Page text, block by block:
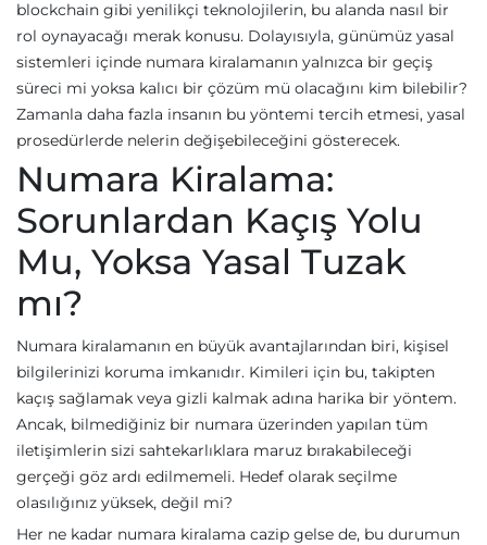
blockchain gibi yenilikçi teknolojilerin, bu alanda nasıl bir
rol oynayacağı merak konusu. Dolayısıyla, günümüz yasal
sistemleri içinde numara kiralamanın yalnızca bir geçiş
süreci mi yoksa kalıcı bir çözüm mü olacağını kim bilebilir?
Zamanla daha fazla insanın bu yöntemi tercih etmesi, yasal
prosedürlerde nelerin değişebileceğini gösterecek.
Numara Kiralama:
Sorunlardan Kaçış Yolu
Mu, Yoksa Yasal Tuzak
mı?
Numara kiralamanın en büyük avantajlarından biri, kişisel
bilgilerinizi koruma imkanıdır. Kimileri için bu, takipten
kaçış sağlamak veya gizli kalmak adına harika bir yöntem.
Ancak, bilmediğiniz bir numara üzerinden yapılan tüm
iletişimlerin sizi sahtekarlıklara maruz bırakabileceği
gerçeği göz ardı edilmemeli. Hedef olarak seçilme
olasılığınız yüksek, değil mi?
Her ne kadar numara kiralama cazip gelse de, bu durumun